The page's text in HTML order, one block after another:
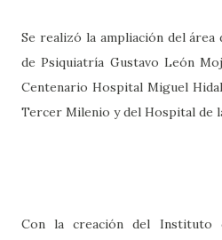
Se realizó la ampliación del
de Psiquiatría Gustavo León
Centenario Hospital Miguel
Tercer Milenio y del Hospital de
Con la creación del Instituto